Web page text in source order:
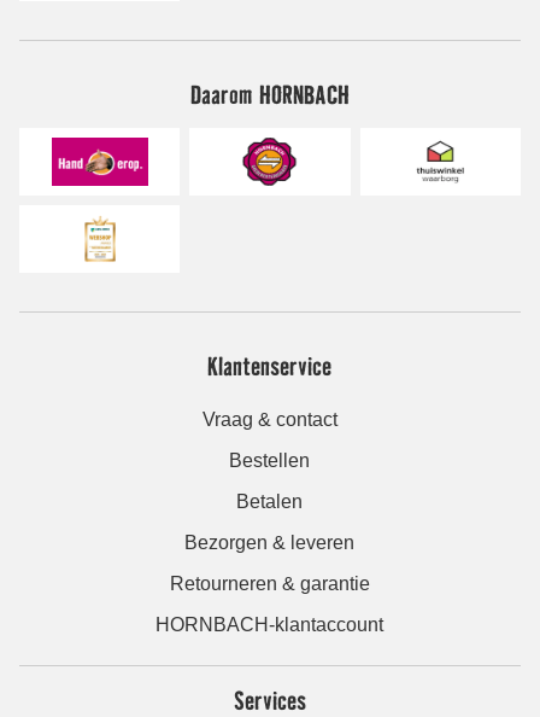
Daarom HORNBACH
Klantenservice
Vraag & contact
Bestellen
Betalen
Bezorgen & leveren
Retourneren & garantie
HORNBACH-klantaccount
Services